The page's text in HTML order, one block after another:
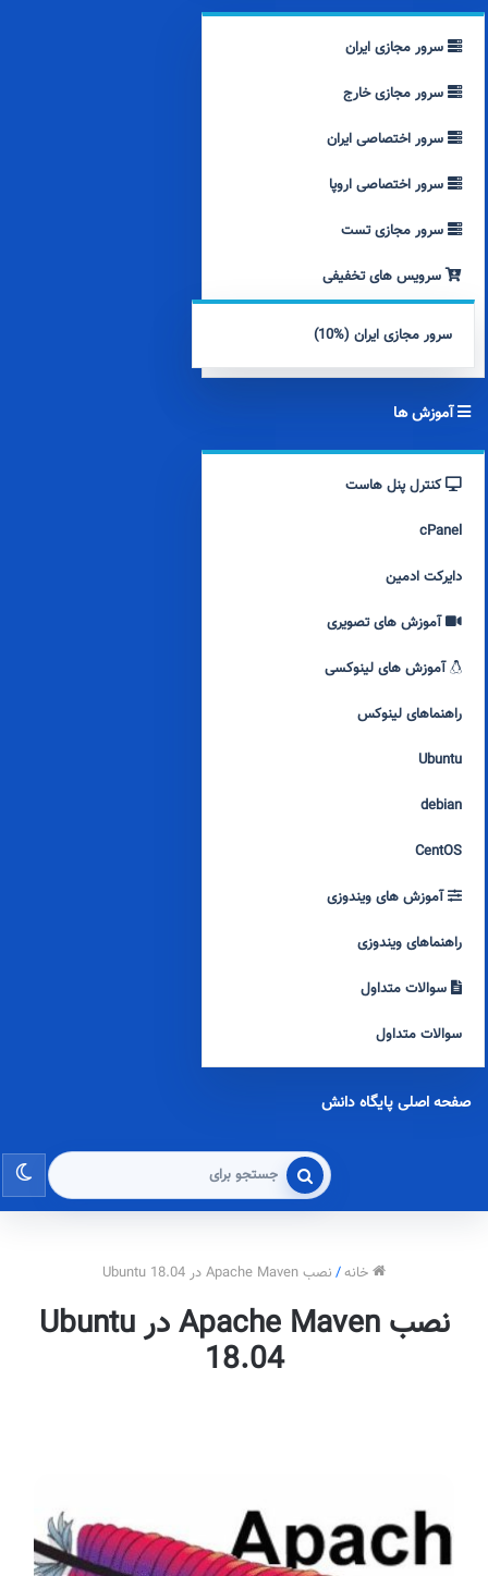
سرور مجازی ایران
سرور مجازی خارج
سرور اختصاصی ایران
سرور اختصاصی اروپا
سرور مجازی تست
سرویس های تخفیفی
سرور مجازی ایران (%10)
آموزش ها
کنترل پنل هاست
cPanel
دایرکت ادمین
آموزش های تصویری
آموزش های لینوکسی
راهنماهای لینوکس
Ubuntu
debian
CentOS
آموزش های ویندوزی
راهنماهای ویندوزی
سوالات متداول
سوالات متداول
صفحه اصلی پایگاه دانش
جستجو
برای
خانه/ نصب Apache Maven در Ubuntu 18.04
نصب Apache Maven در Ubuntu
18.04